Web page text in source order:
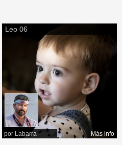
Leo 06
por Labarra Más info